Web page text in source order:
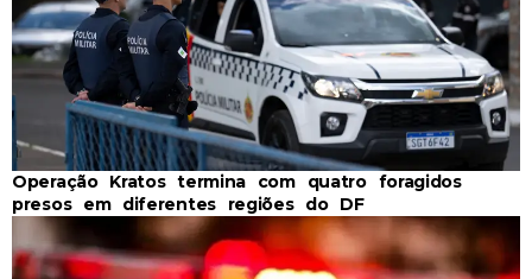
Operação Kratos termina com quatro foragidos
presos em diferentes regiões do DF